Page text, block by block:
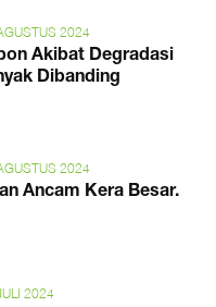
2024
Akibat Degradasi
Dibanding
2024
Ancam Kera Besar.
2024